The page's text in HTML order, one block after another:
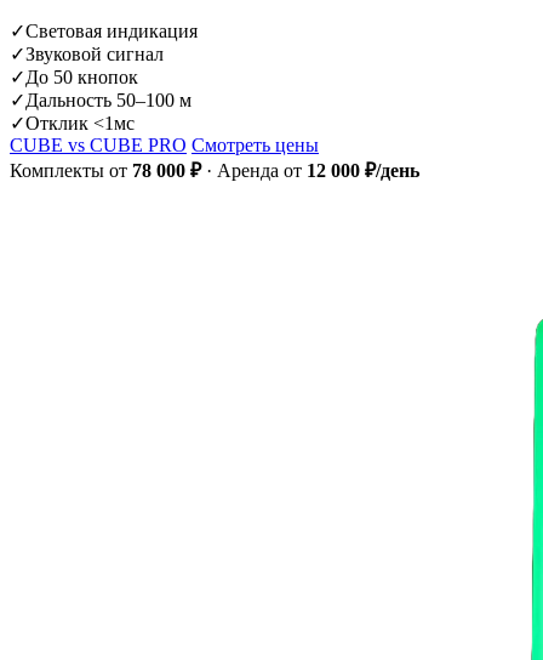
✓Световая индикация
✓Звуковой сигнал
✓До 50 кнопок
✓Дальность 50–100 м
✓Отклик <1мс
CUBE vs CUBE PRO Смотреть цены
Комплекты от 78 000 ₽· Аренда от 12 000 ₽/день